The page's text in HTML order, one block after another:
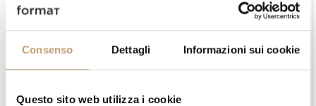
Consenso Dettagli Informazioni sui cookie
Questo sito web utilizza i cookie